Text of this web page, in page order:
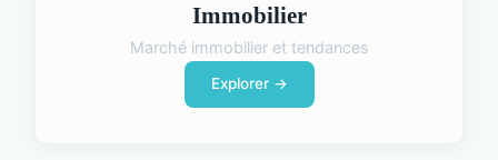
Immobilier
Marché immobilier et tendances
Explorer →